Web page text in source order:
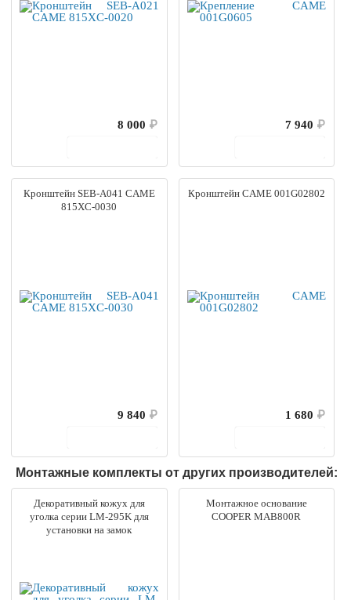
8 000 ₽
7 940 ₽
Кронштейн SEB-A041 CAME
815XC-0030
9 840 ₽
Кронштейн CAME 001G02802
1 680 ₽
Монтажные комплекты от других производителей:
Декоративный кожух для
уголка серии LM-295K для
установки на замок
Монтажное основание
COOPER MAB800R